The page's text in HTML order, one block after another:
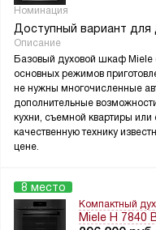
Номинация
Доступный вариант для
Описание
Базовый духовой шкаф
основных режимов
не нужны многочисленные
дополнительные
кухни, съемной квартиры
качественную технику
цене.
8 место
Компактный
Miele H 7840